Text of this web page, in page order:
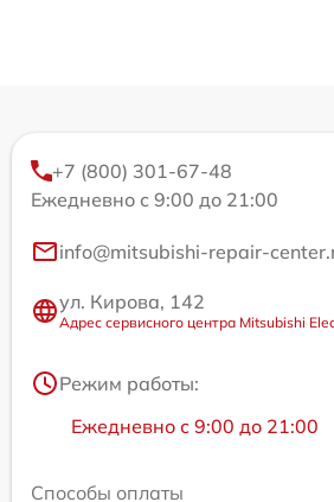
+7 (800) 301-67-48
Ежедневно с 9:00 до 21:00
info@mitsubishi-repair-
ул. Кирова, 142
Адрес сервисного центра Mitsubishi
Режим работы:
Ежедневно с 9:00 до 21:00
Способы оплаты